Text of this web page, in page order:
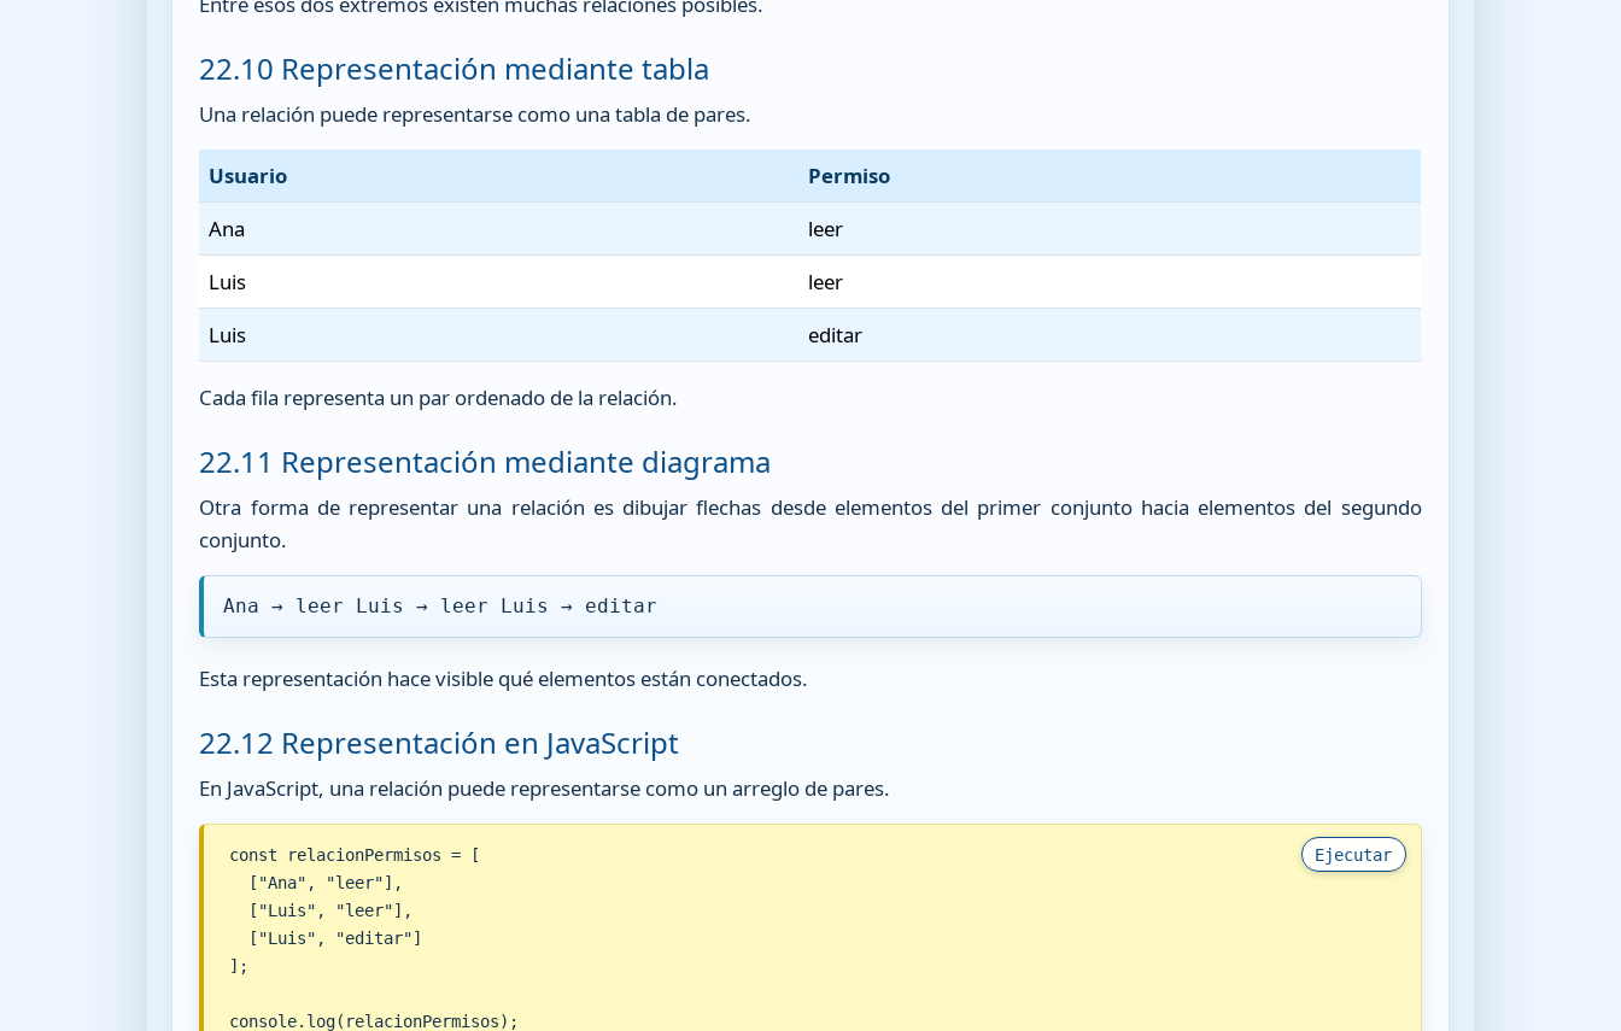
22.10 Representación mediante tabla
Una relación puede representarse como una tabla de pares.
Usuario
Permiso
Ana
leer
Luis
leer
Luis
editar
Cada fila representa un par ordenado de la relación.
22.11 Representación mediante diagrama
Otra forma de representar una relación es dibujar flechas desde elementos del primer conjunto hacia elementos del segundo
conjunto.
Ana → leer Luis → leer Luis → editar
Esta representación hace visible qué elementos están conectados.
22.12 Representación en JavaScript
En JavaScript, una relación puede representarse como un arreglo de pares.
Ejecutar
const relacionPermisos = [
  ["Ana", "leer"],
  ["Luis", "leer"],
  ["Luis", "editar"]
];
console.log(relacionPermisos);